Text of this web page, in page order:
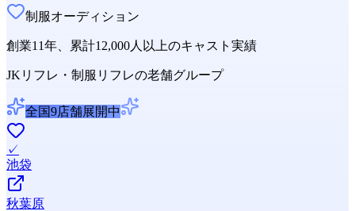
制服オーディション
創業11年、累計12,000人以上のキャスト実績
JKリフレ・制服リフレの老舗グループ
全国9店舗展開中
✓
池袋
秋葉原